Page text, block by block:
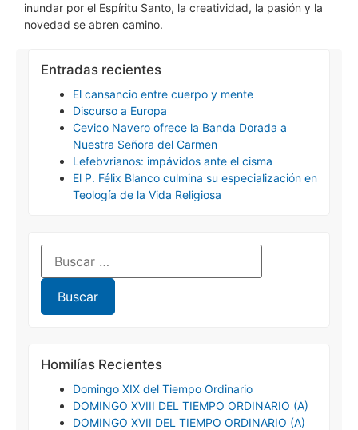
inundar por el Espíritu Santo, la creatividad, la pasión y la
novedad se abren camino.
Entradas recientes
El cansancio entre cuerpo y mente
Discurso a Europa
Cevico Navero ofrece la Banda Dorada a
Nuestra Señora del Carmen
Lefebvrianos: impávidos ante el cisma
El P. Félix Blanco culmina su especialización en
Teología de la Vida Religiosa
Homilías Recientes
Domingo XIX del Tiempo Ordinario
DOMINGO XVIII DEL TIEMPO ORDINARIO (A)
DOMINGO XVII DEL TIEMPO ORDINARIO (A)